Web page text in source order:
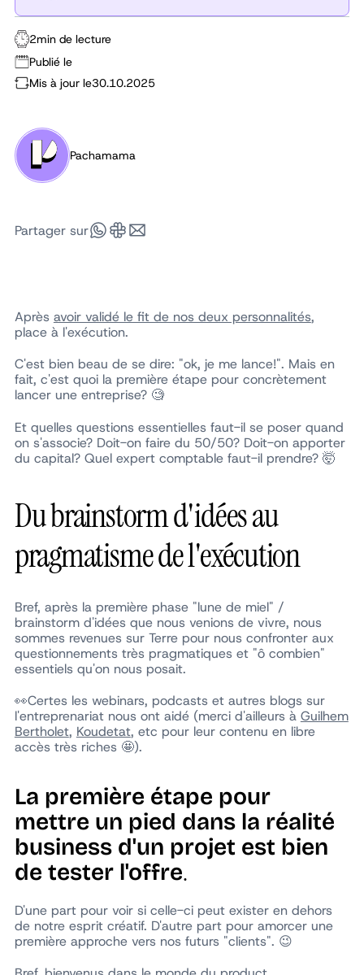
2min de lecture
Publié le
Mis à jour le30.10.2025
Pachamama
Partager sur
Après avoir validé le fit de nos deux personnalités,
place à l'exécution.
C'est bien beau de se dire: "ok, je me lance!". Mais en
fait, c'est quoi la première étape pour concrètement
lancer une entreprise? 🧐
Et quelles questions essentielles faut-il se poser quand
on s'associe? Doit-on faire du 50/50? Doit-on apporter
du capital? Quel expert comptable faut-il prendre? 🤯
Du brainstorm d'idées au
pragmatisme de l'exécution
Bref, après la première phase "lune de miel" /
brainstorm d'idées que nous venions de vivre, nous
sommes revenues sur Terre pour nous confronter aux
questionnements très pragmatiques et "ô combien"
essentiels qu'on nous posait.
👀Certes les webinars, podcasts et autres blogs sur
l'entreprenariat nous ont aidé (merci d'ailleurs à Guilhem
Bertholet, Koudetat, etc pour leur contenu en libre
accès très riches 🤩).
La première étape pour
mettre un pied dans la réalité
business d'un projet est bien
de tester l'offre.
D'une part pour voir si celle-ci peut exister en dehors
de notre esprit créatif. D'autre part pour amorcer une
première approche vers nos futurs "clients". 😉